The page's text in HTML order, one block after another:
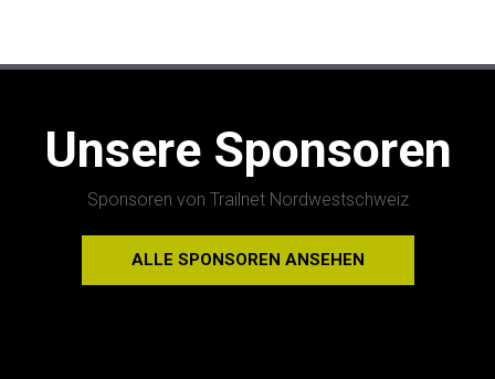
Unsere Sponsoren
Sponsoren von Trailnet Nordwestschweiz
ALLE SPONSOREN ANSEHEN